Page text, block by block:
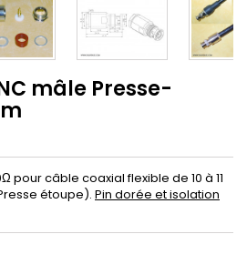
mâle Presse-
pour câble coaxial flexible de 10 à 11
étoupe). Pin dorée et isolation